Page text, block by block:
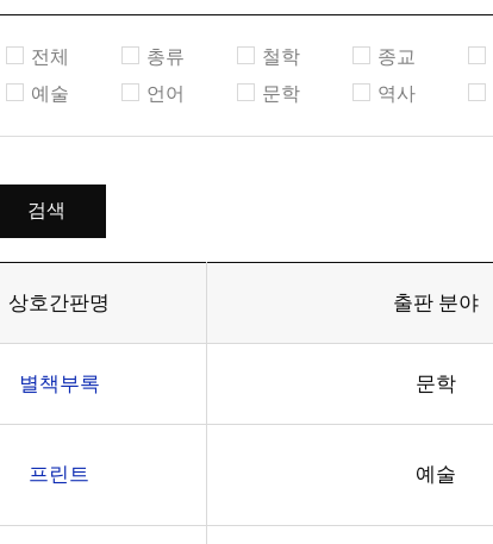
전체 총류 철학 종교
예술
언어 문학 역사
상호간판명 출판 분야
별책부록 문학
프린트 예술